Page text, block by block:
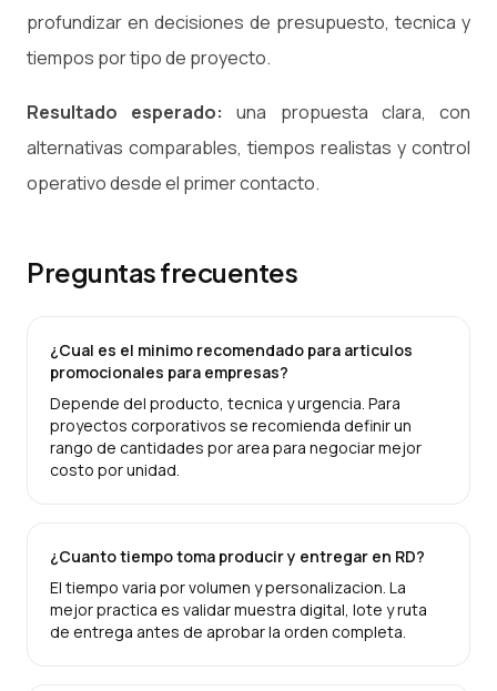
profundizar en decisiones de presupuesto, tecnica y
tiempos por tipo de proyecto.
Resultado esperado:
una propuesta clara, con
alternativas comparables, tiempos realistas y control
operativo desde el primer contacto.
Preguntas frecuentes
¿Cual es el minimo recomendado para articulos
promocionales para empresas?
Depende del producto, tecnica y urgencia. Para
proyectos corporativos se recomienda definir un
rango de cantidades por area para negociar mejor
costo por unidad.
¿Cuanto tiempo toma producir y entregar en RD?
El tiempo varia por volumen y personalizacion. La
mejor practica es validar muestra digital, lote y ruta
de entrega antes de aprobar la orden completa.